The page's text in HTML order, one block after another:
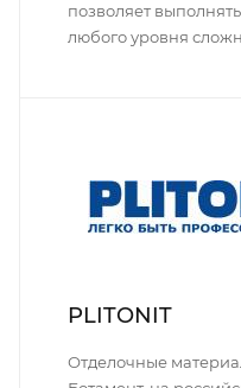
позволяет
любого уровня
PLITONIT
Отделочные